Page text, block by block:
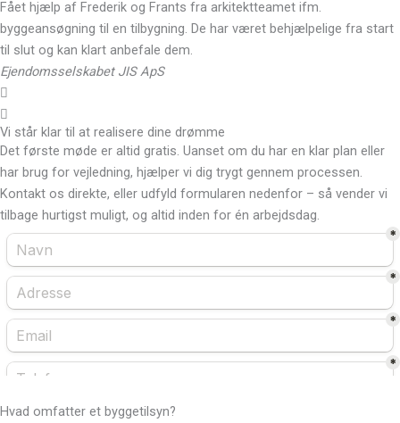
Fået hjælp af Frederik og Frants fra arkitektteamet ifm.
byggeansøgning til en tilbygning. De har været behjælpelige fra start
til slut og kan klart anbefale dem.
Ejendomsselskabet JIS ApS
Vi står klar til at realisere dine drømme
Det første møde er altid gratis. Uanset om du har en klar plan eller
har brug for vejledning, hjælper vi dig trygt gennem processen.
Kontakt os direkte, eller udfyld formularen nedenfor – så vender vi
tilbage hurtigst muligt, og altid inden for én arbejdsdag.
Hvad omfatter et byggetilsyn?